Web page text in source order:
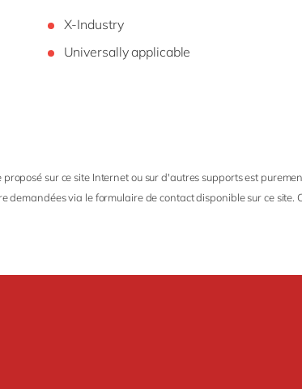
X-Industry
Universally applicable
sur ce site Internet ou sur d'autres supports est
demandées via le formulaire de contact disponible sur ce